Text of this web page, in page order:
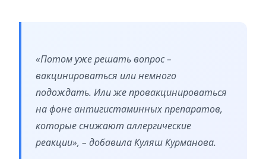
«Потом уже решать вопрос –
вакцинироваться или немного
подождать. Или же провакцинироваться
на фоне антигистаминных препаратов,
которые снижают аллергические
реакции», – добавила Куляш Курманова.